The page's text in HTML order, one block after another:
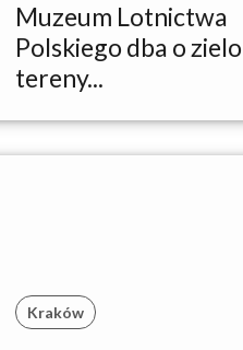
Muzeum Lotnictwa
Polskiego dba o
tereny...
Kraków